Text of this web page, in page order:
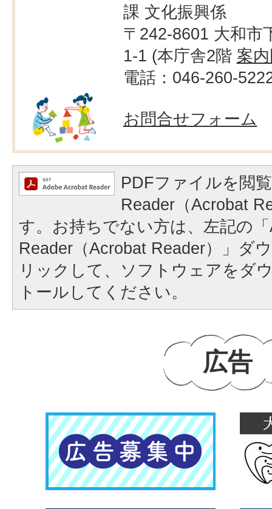
課 文化振興係
〒242-8601 大和市
1-1 (本庁舎2階 案
電話：046-260-
お問合せフォーム
PDFファイルを閲
Reader（Acrobat
す。お持ちでない方は、左記の
Reader（Acrobat Reader）」ダ
リックして、ソフトウェアをダ
トールしてください。
広告